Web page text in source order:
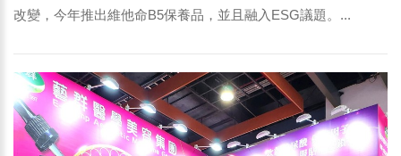
改變，今年推出維他命B5保養品，並且融入ESG議題。...